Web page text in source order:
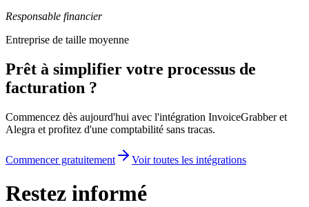
Responsable financier
Entreprise de taille moyenne
Prêt à simplifier votre processus de
facturation ?
Commencez dès aujourd'hui avec l'intégration InvoiceGrabber et
Alegra et profitez d'une comptabilité sans tracas.
Commencer gratuitement Voir toutes les intégrations
Restez informé